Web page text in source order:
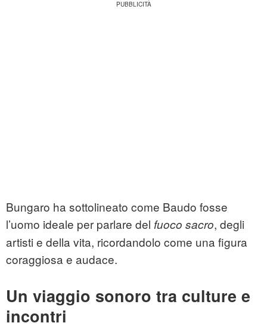
Bungaro ha sottolineato come Baudo fosse
l’uomo ideale per parlare del fuoco sacro, degli
artisti e della vita, ricordandolo come una figura
coraggiosa e audace.
Un viaggio sonoro tra culture e
incontri